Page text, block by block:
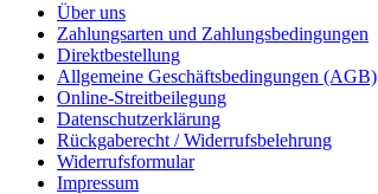
Über uns
Zahlungsarten und Zahlungsbedingungen
Direktbestellung
Allgemeine Geschäftsbedingungen (AGB)
Online-Streitbeilegung
Datenschutzerklärung
Rückgaberecht / Widerrufsbelehrung
Widerrufsformular
Impressum